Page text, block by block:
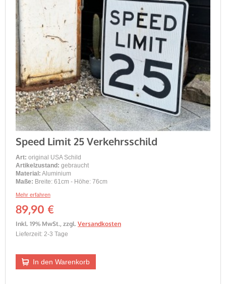
Speed Limit 25 Verkehrsschild
Art: original USA Schild
Artikelzustand: gebraucht
Material: Aluminium
Maße: Breite: 61cm - Höhe: 76cm
Mehr erfahren
89,90 €
Inkl. 19% MwSt., zzgl. Versandkosten
Lieferzeit: 2-3 Tage
In den Warenkorb